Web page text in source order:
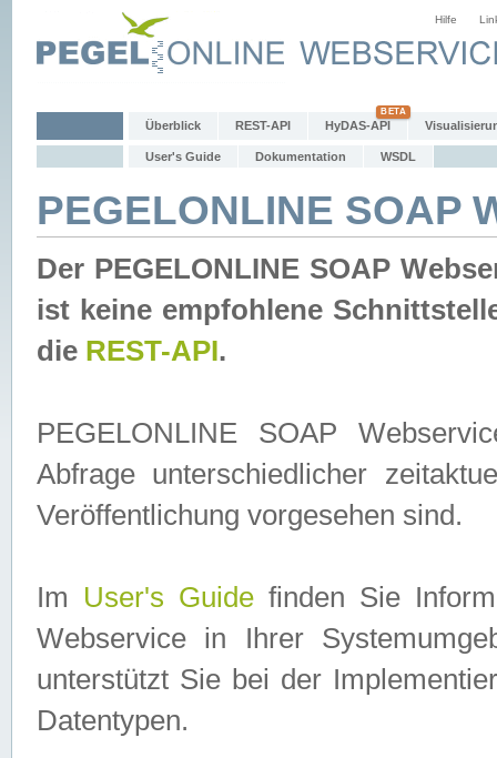
Hilfe
Überblick REST-API HyDAS-API
User's Guide Dokumentation WSDL
PEGELONLINE SOAP
Der PEGELONLINE SOAP
ist keine empfohlene
die REST-API.
PEGELONLINE SOAP
Abfrage unterschiedlicher
Veröffentlichung vorgesehen sind.
Im User's Guidefinden Sie
Webservice in Ihrer
unterstützt Sie bei der
Datentypen.